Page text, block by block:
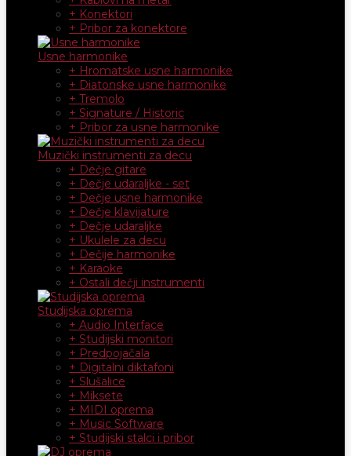
+ Konektori
+ Pribor za konektore
Usne harmonike
+ Hromatske usne harmonike
+ Diatonske usne harmonike
+ Tremolo
+ Signature / Historic
+ Pribor za usne harmonike
Muzički instrumenti za decu
+ Dečje gitare
+ Dečje udaraljke - set
+ Dečje usne harmonike
+ Dečje klavijature
+ Dečje udaraljke
+ Ukulele za decu
+ Dečije harmonike
+ Karaoke
+ Ostali dečji instrumenti
Studijska oprema
+ Audio Interface
+ Studijski monitori
+ Predpojačala
+ Digitalni diktafoni
+ Slušalice
+ Miksete
+ MIDI oprema
+ Music Software
+ Studijski stalci i pribor